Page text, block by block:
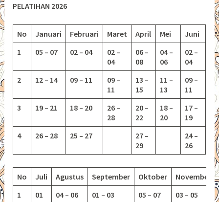
PELATIHAN 2026
No Januari Februari Maret April Mei
Juni
1
05 – 07 02 – 04
02 –
04
06 –
08
04 –
06
02 –
04
2
12 – 14 09 – 11
09 –
11
13 –
15
11 –
13
09 –
11
3
19 – 21 18 – 20
26 –
28
20 –
22
18 –
20
17 –
19
4
26 – 28 25 – 27
27 –
29
24 –
26
No Juli Agustus September Oktober
November
1
01
04 – 06 01 – 03 05 – 07 03 – 05